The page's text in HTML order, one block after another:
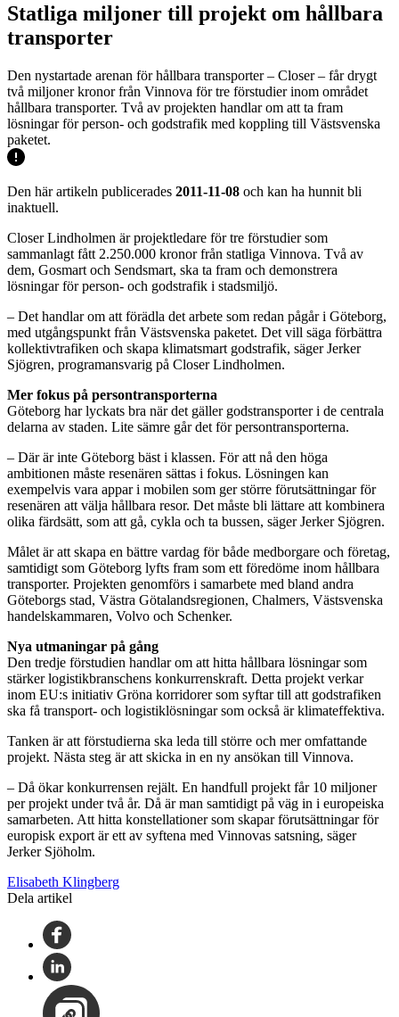
Statliga miljoner till projekt om hållbara
transporter
Den nystartade arenan för hållbara transporter – Closer – får drygt
två miljoner kronor från Vinnova för tre förstudier inom området
hållbara transporter. Två av projekten handlar om att ta fram
lösningar för person- och godstrafik med koppling till Västsvenska
paketet.
Den här artikeln publicerades 2011-11-08 och kan ha hunnit bli
inaktuell.
Closer Lindholmen är projektledare för tre förstudier som
sammanlagt fått 2.250.000 kronor från statliga Vinnova. Två av
dem, Gosmart och Sendsmart, ska ta fram och demonstrera
lösningar för person- och godstrafik i stadsmiljö.
– Det handlar om att förädla det arbete som redan pågår i Göteborg,
med utgångspunkt från Västsvenska paketet. Det vill säga förbättra
kollektivtrafiken och skapa klimatsmart godstrafik, säger Jerker
Sjögren, programansvarig på Closer Lindholmen.
Mer fokus på persontransporterna
Göteborg har lyckats bra när det gäller godstransporter i de centrala
delarna av staden. Lite sämre går det för persontransporterna.
– Där är inte Göteborg bäst i klassen. För att nå den höga
ambitionen måste resenären sättas i fokus. Lösningen kan
exempelvis vara appar i mobilen som ger större förutsättningar för
resenären att välja hållbara resor. Det måste bli lättare att kombinera
olika färdsätt, som att gå, cykla och ta bussen, säger Jerker Sjögren.
Målet är att skapa en bättre vardag för både medborgare och företag,
samtidigt som Göteborg lyfts fram som ett föredöme inom hållbara
transporter. Projekten genomförs i samarbete med bland andra
Göteborgs stad, Västra Götalandsregionen, Chalmers, Västsvenska
handelskammaren, Volvo och Schenker.
Nya utmaningar på gång
Den tredje förstudien handlar om att hitta hållbara lösningar som
stärker logistikbranschens konkurrenskraft. Detta projekt verkar
inom EU:s initiativ Gröna korridorer som syftar till att godstrafiken
ska få transport- och logistiklösningar som också är klimateffektiva.
Tanken är att förstudierna ska leda till större och mer omfattande
projekt. Nästa steg är att skicka in en ny ansökan till Vinnova.
– Då ökar konkurrensen rejält. En handfull projekt får 10 miljoner
per projekt under två år. Då är man samtidigt på väg in i europeiska
samarbeten. Att hitta konstellationer som skapar förutsättningar för
europisk export är ett av syftena med Vinnovas satsning, säger
Jerker Sjöholm.
Elisabeth Klingberg
Dela artikel